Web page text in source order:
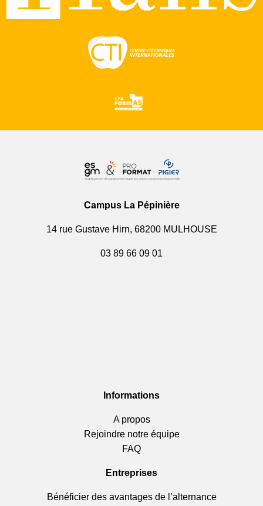
Campus La Pépinière
14 rue Gustave Hirn, 68200 MULHOUSE
03 89 66 09 01
Informations
A propos
Rejoindre notre équipe
FAQ
Entreprises
Bénéficier des avantages de l’alternance